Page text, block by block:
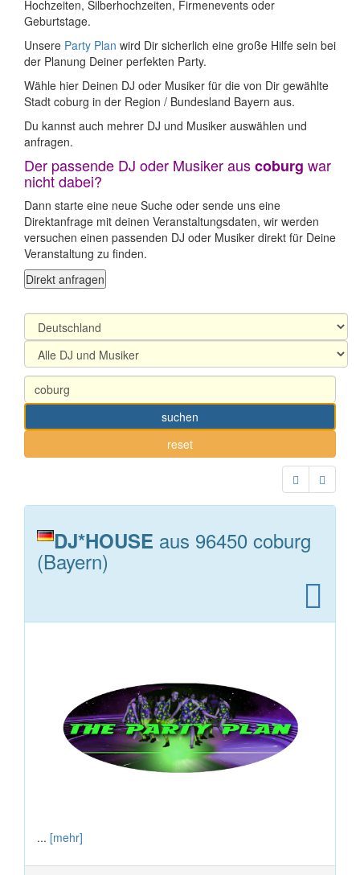
Hochzeiten, Silberhochzeiten, Firmenevents oder
Geburtstage.
Unsere Party Plan wird Dir sicherlich eine große Hilfe sein bei
der Planung Deiner perfekten Party.
Wähle hier Deinen DJ oder Musiker für die von Dir gewählte
Stadt coburg in der Region / Bundesland Bayern aus.
Du kannst auch mehrer DJ und Musiker auswählen und
anfragen.
Der passende DJ oder Musiker auscoburg war
nicht dabei?
Dann starte eine neue Suche oder sende uns eine
Direktanfrage mit deinen Veranstaltungsdaten, wir werden
versuchen einen passenden DJ oder Musiker direkt für Deine
Veranstaltung zu finden.
Direkt anfragen
suchen
reset
DJ*HOUSE aus 96450 coburg
(Bayern)
... [mehr]